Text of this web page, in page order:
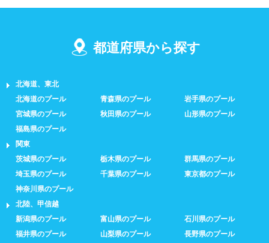
都道府県から探す
北海道、東北
北海道のプール
青森県のプール
岩手県のプール
宮城県のプール
秋田県のプール
山形県のプール
福島県のプール
関東
茨城県のプール
栃木県のプール
群馬県のプール
埼玉県のプール
千葉県のプール
東京都のプール
神奈川県のプール
北陸、甲信越
新潟県のプール
富山県のプール
石川県のプール
福井県のプール
山梨県のプール
長野県のプール